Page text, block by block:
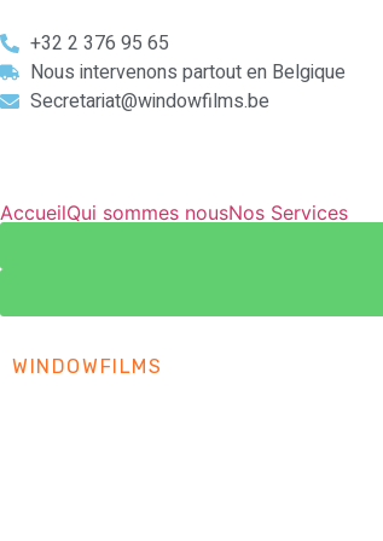
+32 2 376 95 65​
Nous intervenons partout en Belgique
Secretariat@windowfilms.be
AccueilQui sommes nousNos Services
WINDOWFILMS